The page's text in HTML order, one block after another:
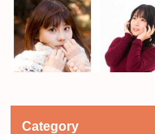
Category